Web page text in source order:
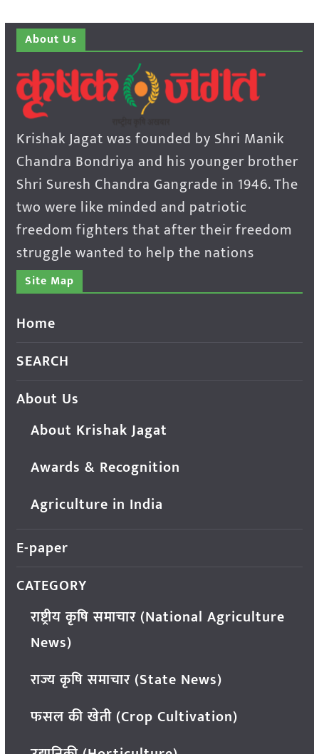
About Us
Krishak Jagat was founded by Shri Manik
Chandra Bondriya and his younger brother
Shri Suresh Chandra Gangrade in 1946. The
two were like minded and patriotic
freedom fighters that after their freedom
struggle wanted to help the nations
Site Map
Home
SEARCH
About Us
About Krishak Jagat
Awards & Recognition
Agriculture in India
E-paper
CATEGORY
राष्ट्रीय कृषि समाचार (National Agriculture
News)
राज्य कृषि समाचार (State News)
फसल की खेती (Crop Cultivation)